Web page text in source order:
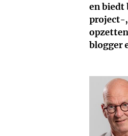
en biedt
project-
blogger